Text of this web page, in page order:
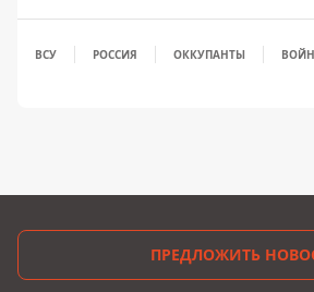
ВСУ РОССИЯ ОККУПАНТЫ
ПРЕДЛОЖИТЬ